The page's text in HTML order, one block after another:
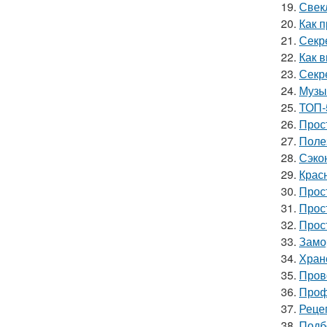
19.
20. Как
21.
22. Как
23.
24.
25. ТОП-
26.
27.
28.
29.
30.
31.
32.
33.
34.
35.
36.
37.